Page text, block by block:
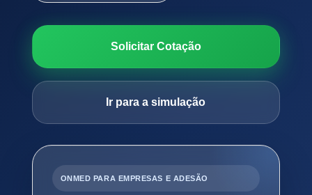
Solicitar Cotação
Ir para a simulação
ONMED PARA EMPRESAS E ADESÃO